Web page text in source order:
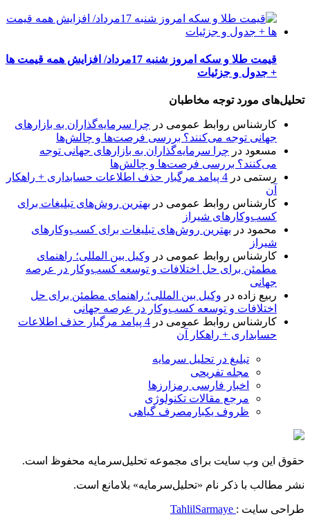
قیمت طلا و سکه امروز شنبه 17مرداد/ افزایش همه قیمت ها
+ جدول و جزئیات
تحلیل‌های مورد توجه مخاطبان
کارشناس روابط عمومی در چرا سرمایه‌گذاران به بازارهای
جهانی توجه می‌کنند؟ بررسی فرصت‌ها و چالش‌ها
مسعود در چرا سرمایه‌گذاران به بازارهای جهانی توجه
می‌کنند؟ بررسی فرصت‌ها و چالش‌ها
رستمی در
4 پیامد مرگبار حذف اطلاعات حسابداری + راهکار
آن
کارشناس روابط عمومی در بهترین روش‌های تبلیغات برای
کسب‌وکارهای شیراز
محمود در بهترین روش‌های تبلیغات برای کسب‌وکارهای
شیراز
کارشناس روابط عمومی در وکیل بین المللی؛ راهنمای
مطمئن برای حل اختلافات و توسعه کسب‌وکار در عرصه
جهانی
ربیع زاده در وکیل بین المللی؛ راهنمای مطمئن برای حل
اختلافات و توسعه کسب‌وکار در عرصه جهانی
کارشناس روابط عمومی در
4 پیامد مرگبار حذف اطلاعات
حسابداری + راهکار آن
تبلیغ در تحلیل سرمایه
مجله تفریحی
اخبار فارسی رمزارزها
مرجع مقالات تکنولوژی
ظروف یکبارمصرف گیاهی
حقوق این وب سایت برای مجموعه تحلیل‌سرمایه محفوظ است.
نشر مطالب با ذکر نام «تحلیل‌سرمایه» بلامانع است.
طراحی سایت :